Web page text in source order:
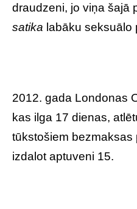
draudzeni, jo viņa šajā
satika labāku seksuālo
2012. gada Londonas
kas ilga 17 dienas,
tūkstošiem bezmaksas
izdalot aptuveni 15.